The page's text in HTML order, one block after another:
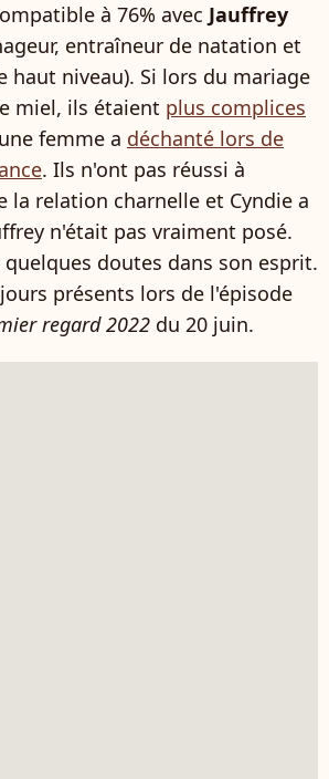
à 76% avec Jauffrey
entraîneur de natation et
haut niveau). Si lors du mariage
miel, ils étaient plus complices
femme a déchanté lors de
. Ils n'ont pas réussi à
la relation charnelle et Cyndie a
n'était pas vraiment posé.
doutes dans son esprit.
présents lors de l'épisode
regard 2022 du 20 juin.